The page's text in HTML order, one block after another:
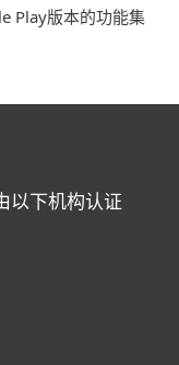
Play版本的功能集
以下机构认证